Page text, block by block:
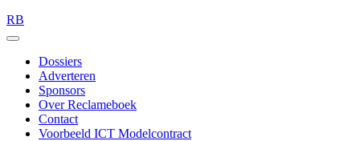
RB
Dossiers
Adverteren
Sponsors
Over Reclameboek
Contact
Voorbeeld ICT Modelcontract